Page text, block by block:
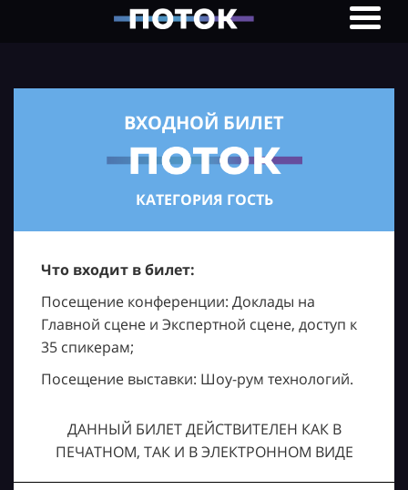
ВХОДНОЙ БИЛЕТ
КАТЕГОРИЯ ГОСТЬ
Что входит в билет:
Посещение конференции: Доклады на
Главной сцене и Экспертной сцене, доступ к
35 спикерам;
Посещение выставки: Шоу-рум технологий.
ДАННЫЙ БИЛЕТ ДЕЙСТВИТЕЛЕН КАК В
ПЕЧАТНОМ, ТАК И В ЭЛЕКТРОННОМ ВИДЕ